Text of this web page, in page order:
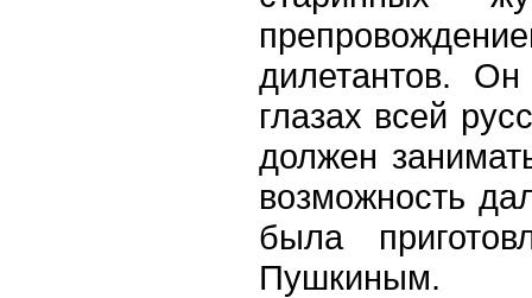
дилетантов.
глазах всей
должен
возможность
была
Пушкиным.